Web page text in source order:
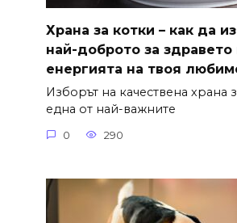
Храна за котки – как да
най-доброто за здравето
енергията на твоя
Изборът на качествена храна
една от най-важните
0 290